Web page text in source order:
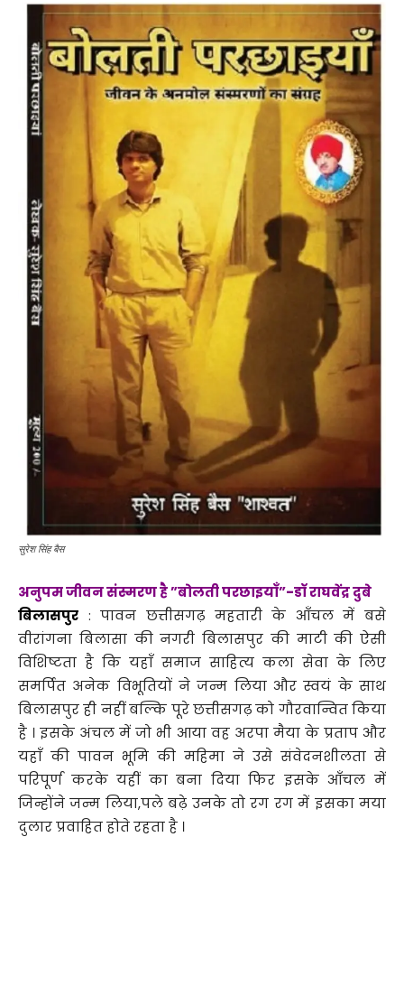
सुरेश सिंह बैस
अनुपम जीवन संस्मरण है ”बोलती परछाइयाँ”-डॉ राघवेंद्र दुबे
बिलासपुर : पावन छत्तीसगढ़ महतारी के आँचल में बसे
वीरांगना बिलासा की नगरी बिलासपुर की माटी की ऐसी
विशिष्टता है कि यहाँ समाज साहित्य कला सेवा के लिए
समर्पित अनेक विभूतियों ने जन्म लिया और स्वयं के साथ
बिलासपुर ही नहीं बल्कि पूरे छत्तीसगढ़ को गौरवान्वित किया
है । इसके अंचल में जो भी आया वह अरपा मैया के प्रताप और
यहाँ की पावन भूमि की महिमा ने उसे संवेदनशीलता से
परिपूर्ण करके यहीं का बना दिया फिर इसके आँचल में
जिन्होंने जन्म लिया,पले बढ़े उनके तो रग रग में इसका मया
दुलार प्रवाहित होते रहता है ।